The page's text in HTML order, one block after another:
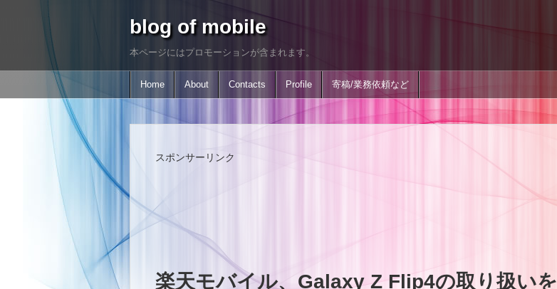
blog of mobile
本ページにはプロモーションが含まれます。
Home About Contacts Profile 寄稿/業務依頼など
スポンサーリンク
楽天モバイル、Galaxy Z Flip4の取り扱いを